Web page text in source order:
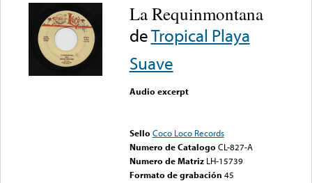
La Requinmontana
deTropical Playa
Suave
Audio excerpt
Sello Coco Loco Records
Numero de Catalogo CL-827-A
Numero de Matriz LH-15739
Formato de grabación 45